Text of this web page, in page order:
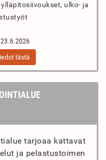
ulko- ja
tästä
tarjoaa kattavat
ja pelastustoimen